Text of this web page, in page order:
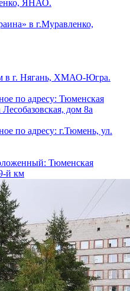
ЯНАО.
в г.Муравленко,
в г. Нягань, ХМАО-Югра.
по адресу: Тюменская
дом 8а
по адресу: г.Тюмень, ул.
Тюменская
й км